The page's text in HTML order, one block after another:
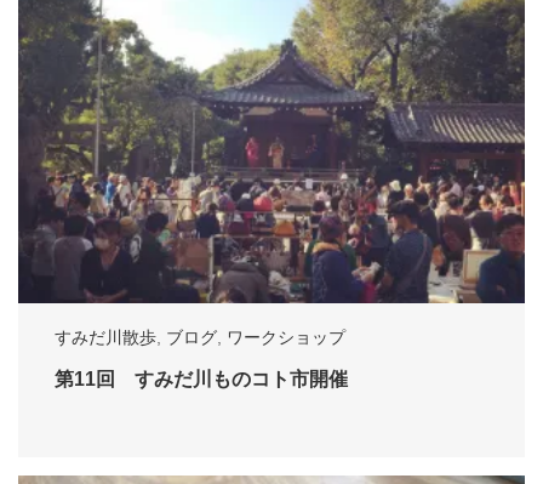
すみだ川散歩 ブログ ワークショップ
第11回 すみだ川ものコト市開催